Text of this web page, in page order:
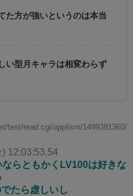
た方が強いというのは本当
い型月キャラは相変わらず
test/read.cgi/applism/1499381360/
12:03:53.54
らともかくLV100は好きな
たら虚しいし